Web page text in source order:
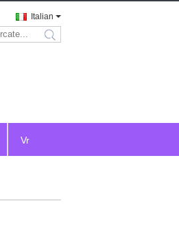
Italian
search
Vr